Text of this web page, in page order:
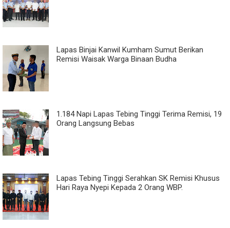
Lapas Binjai Kanwil Kumham Sumut Berikan
Remisi Waisak Warga Binaan Budha
1.184 Napi Lapas Tebing Tinggi Terima Remisi, 19
Orang Langsung Bebas
Lapas Tebing Tinggi Serahkan SK Remisi Khusus
Hari Raya Nyepi Kepada 2 Orang WBP.